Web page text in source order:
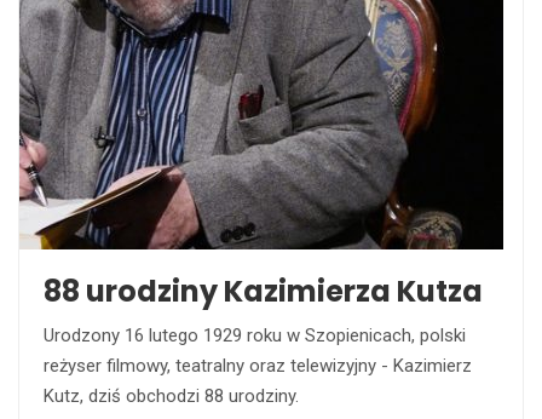
88 urodziny Kazimierza Kutza
Urodzony 16 lutego 1929 roku w Szopienicach, polski
reżyser filmowy, teatralny oraz telewizyjny - Kazimierz
Kutz, dziś obchodzi 88 urodziny.